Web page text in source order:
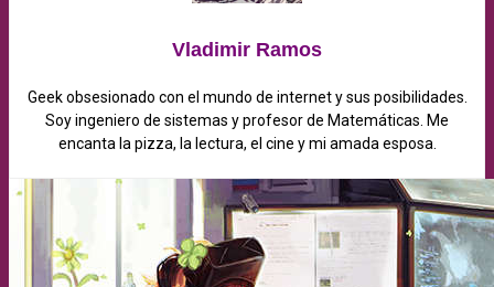
Vladimir Ramos
Geek obsesionado con el mundo de internet y sus posibilidades.
Soy ingeniero de sistemas y profesor de Matemáticas. Me
encanta la pizza, la lectura, el cine y mi amada esposa.